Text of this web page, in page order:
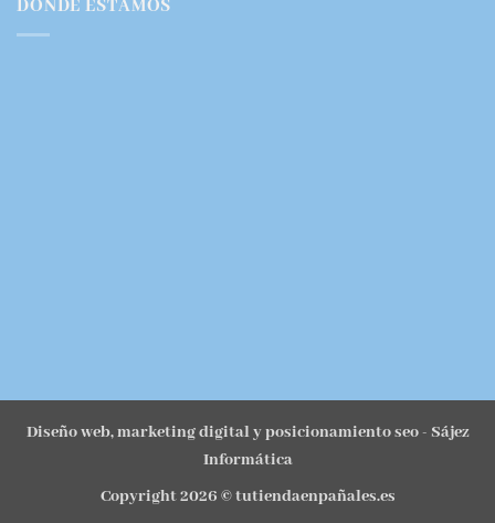
DONDE ESTAMOS
Diseño web, marketing digital y posicionamiento seo- Sájez
Informática
Copyright 2026 ©tutiendaenpañales.es